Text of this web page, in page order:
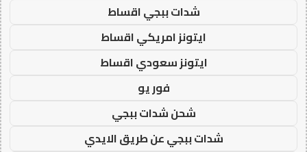
شدات ببجي اقساط
ايتونز امريكي اقساط
ايتونز سعودي اقساط
فور يو
شحن شدات ببجي
شدات ببجي عن طريق الايدي